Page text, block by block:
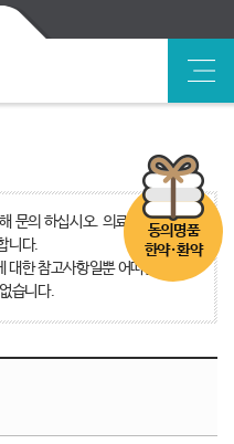
동의명품
한약·환약
문의 하십시오. 의료분쟁, 타병
니다.
한 참고사항일뿐 어떠한 경우
습니다.